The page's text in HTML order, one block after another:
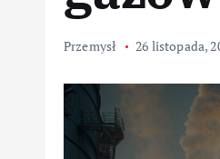
Przemysł 26 listopada,